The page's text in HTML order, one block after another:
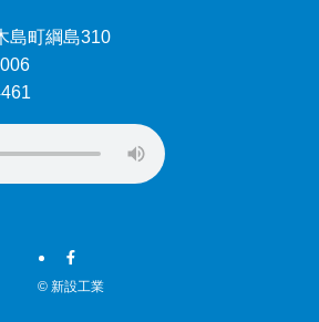
島町綱島310
© 新設工業